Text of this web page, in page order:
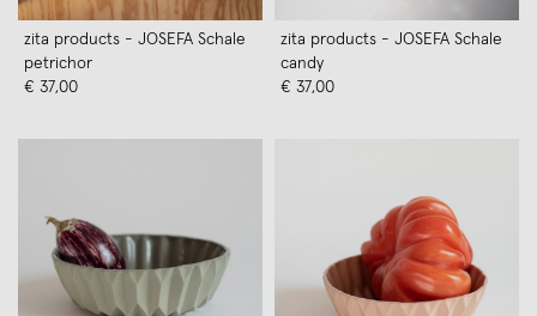
zita products - JOSEFA Schale
petrichor
€ 37,00
zita products - JOSEFA Schale
candy
€ 37,00